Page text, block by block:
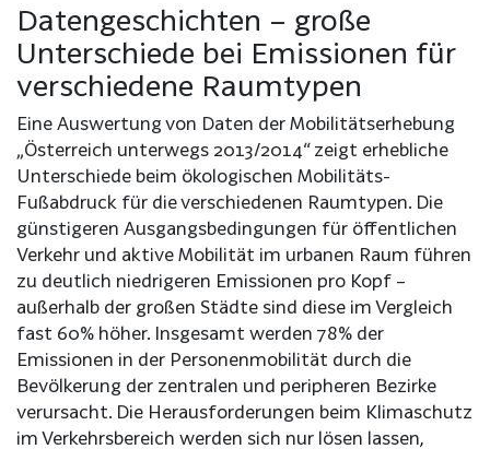
Datengeschichten – große
Unterschiede bei Emissionen für
verschiedene Raumtypen
Eine Auswertung von Daten der Mobilitätserhebung
„Österreich unterwegs 2013/2014“ zeigt erhebliche
Unterschiede beim ökologischen Mobilitäts-
Fußabdruck für die verschiedenen Raumtypen. Die
günstigeren Ausgangsbedingungen für öffentlichen
Verkehr und aktive Mobilität im urbanen Raum führen
zu deutlich niedrigeren Emissionen pro Kopf –
außerhalb der großen Städte sind diese im Vergleich
fast 60% höher. Insgesamt werden 78% der
Emissionen in der Personenmobilität durch die
Bevölkerung der zentralen und peripheren Bezirke
verursacht. Die Herausforderungen beim Klimaschutz
im Verkehrsbereich werden sich nur lösen lassen,